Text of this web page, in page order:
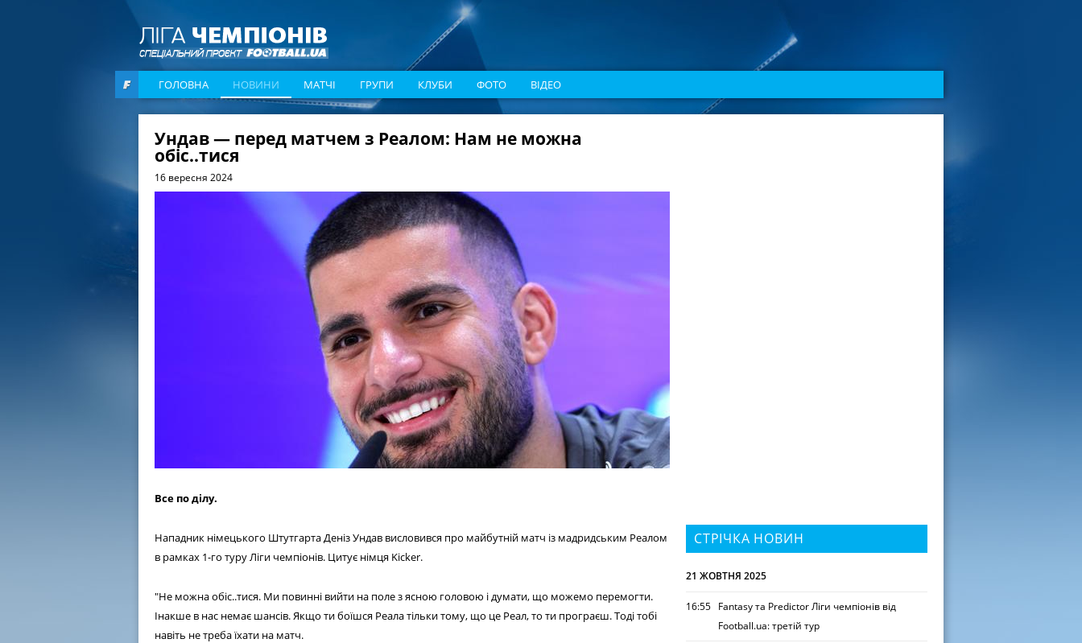
ГОЛОВНА НОВИНИ МАТЧІ ГРУПИ КЛУБИ ФОТО ВІДЕО
Ундав — перед матчем з Реалом: Нам не можна
обіс..тися
16 вересня 2024
Все по ділу.
Нападник німецького Штутгарта Деніз Ундав висловився про майбутній матч із мадридським Реалом
в рамках 1-го туру Ліги чемпіонів. Цитує німця Kicker.
"Не можна обіс..тися. Ми повинні вийти на поле з ясною головою і думати, що можемо перемогти.
Інакше в нас немає шансів. Якщо ти боїшся Реала тільки тому, що це Реал, то ти програєш. Тоді тобі
навіть не треба їхати на матч.
СТРІЧКА НОВИН
21 ЖОВТНЯ 2025
16:55 Fantasy та Predictor Ліги чемпіонів від
Football.ua: третій тур